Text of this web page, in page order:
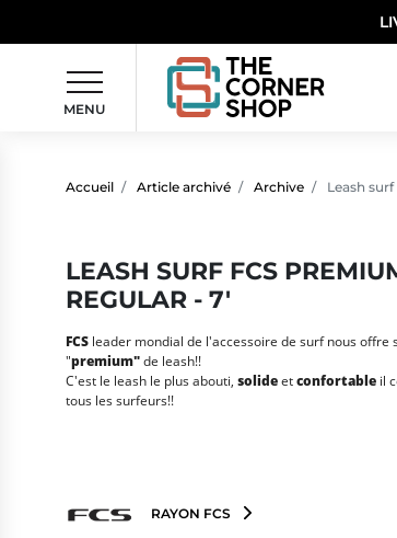
MENU
Accueil Article archivé Archive Leash
LEASH SURF FCS
REGULAR - 7'
FCS leader mondial de l'accessoire de surf nous offre
"premium"de leash!!
C'est le leash le plus abouti, solideetconfortable il
tous les surfeurs!!
RAYON FCS